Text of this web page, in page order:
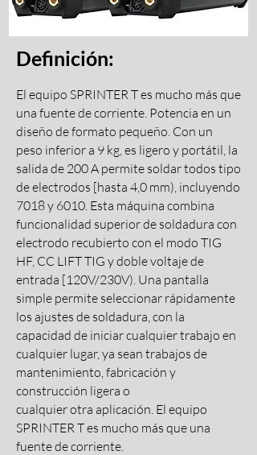
Definición:
El equipo SPRINTER T es mucho más que
una fuente de corriente. Potencia en un
diseño de formato pequeño. Con un
peso inferior a 9 kg, es ligero y portátil, la
salida de 200 A permite soldar todos tipo
de electrodos [hasta 4,0 mm), incluyendo
7018 y 6010. Esta máquina combina
funcionalidad superior de soldadura con
electrodo recubierto con el modo TIG
HF, CC LIFT TIG y doble voltaje de
entrada [120V/230V). Una pantalla
simple permite seleccionar rápidamente
los ajustes de soldadura, con la
capacidad de iniciar cualquier trabajo en
cualquier lugar, ya sean trabajos de
mantenimiento, fabricación y
construcción ligera o
cualquier otra aplicación. El equipo
SPRINTER T es mucho más que una
fuente de corriente.